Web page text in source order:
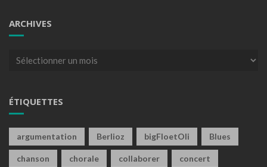
ARCHIVES
Archives
ÉTIQUETTES
argumentation Berlioz bigFloetOli Blues
chanson chorale collaborer concert